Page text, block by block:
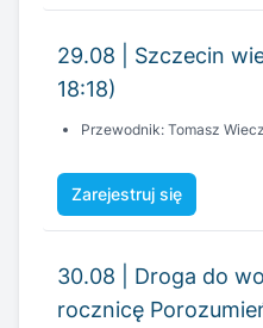
29.08 | Szczecin
18:18)
Przewodnik: Tomasz
Zarejestruj się
30.08 | Droga do
rocznicę